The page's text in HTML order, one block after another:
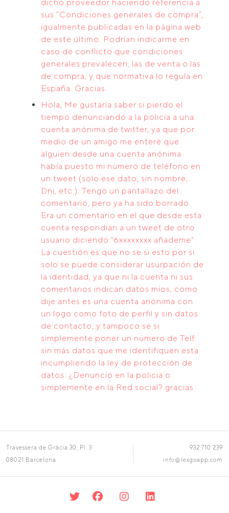
dicho proveedor haciendo referencia a
sus “Condiciones generales de compra”,
igualmente publicadas en la página web
de este último. Podrían indicarme en
caso de conflicto que condiciones
generales prevalecen, las de venta o las
de compra, y que normativa lo regula en
España. Gracias
Hola, Me gustaría saber si pierdo el
tiempo denunciando a la policia a una
cuenta anónima de twitter, ya que por
medio de un amigo me enteré que
alguien desde una cuenta anónima
había puesto mi número de teléfono en
un tweet (solo ese dato, sin nombre,
Dni, etc.). Tengo un pantallazo del
comentario, pero ya ha sido borrado.
Era un comentario en el que desde esta
cuenta respondían a un tweet de otro
usuario diciendo:"6xxxxxxxx añademe".
La cuestión es que no se si esto por si
solo se puede considerar usurpación de
la identidad, ya que ni la cuenta ni sus
comentarios indican datos míos, como
dije antes es una cuenta anónima con
un logo como foto de perfil y sin datos
de contacto, y tampoco se si
simplemente poner un número de Telf.
sin más datos que me identifiquen esta
incumpliendo la ley de protección de
datos. ¿Denunció en la policia o
simplemente en la Red social? gracias
Travessera de Gràcia 30, Pl. 3
08021 Barcelona
932 710 239
info@lexgoapp.com